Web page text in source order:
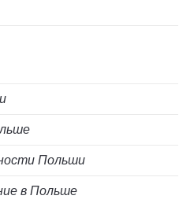
Польши
в Польше